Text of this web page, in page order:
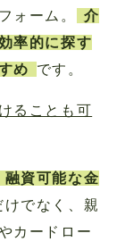
ォーム。
介
率的に探す
め です。
ることも可
資可能な金
けでなく、親
カードロー